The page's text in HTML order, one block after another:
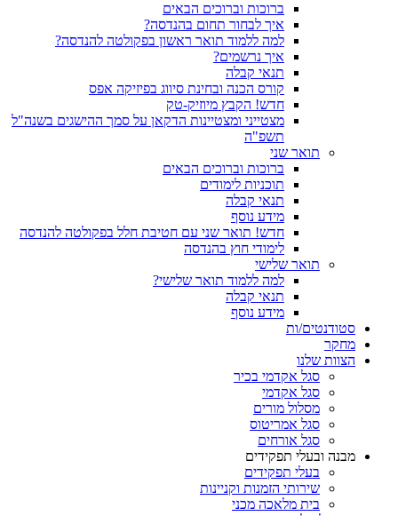
ברוכות וברוכים הבאים
איך לבחור תחום בהנדסה?
למה ללמוד תואר ראשון בפקולטה להנדסה?
איך נרשמים?
תנאי קבלה
קורס הכנה ובחינת סיווג בפיזיקה אפס
חדש! הקבץ מיוזיק-טק
מצטייני ומצטיינות הדקאן על סמך ההישגים בשנה"ל
תשפ"ה
תואר שני
ברוכות וברוכים הבאים
תוכניות לימודים
תנאי קבלה
מידע נוסף
חדש! תואר שני עם חטיבת חלל בפקולטה להנדסה
לימודי חוץ בהנדסה
תואר שלישי
למה ללמוד תואר שלישי?
תנאי קבלה
מידע נוסף
סטודנטים/ות
מחקר
הצוות שלנו
סגל אקדמי בכיר
סגל אקדמי
מסלול מורים
סגל אמריטוס
סגל אורחים
מבנה ובעלי תפקידים
בעלי תפקידים
שירותי הזמנות וקניינות
בית מלאכה מכני